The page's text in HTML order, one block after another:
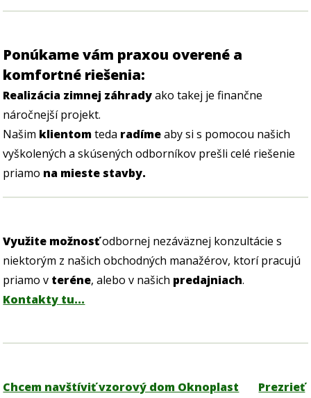
Ponúkame vám praxou overené a
komfortné riešenia:
Realizácia zimnej záhradyako takej je finančne
náročnejší projekt.
Našim klientomteda radímeaby si s pomocou našich
vyškolených a skúsených odborníkov prešli celé riešenie
priamo na mieste stavby.
Využite možnosťodbornej nezáväznej konzultácie s
niektorým z našich obchodných manažérov, ktorí pracujú
priamo v teréne, alebo v našich predajniach.
Kontakty tu...
Chcem navštíviť vzorový dom Oknoplast
Prezrieť